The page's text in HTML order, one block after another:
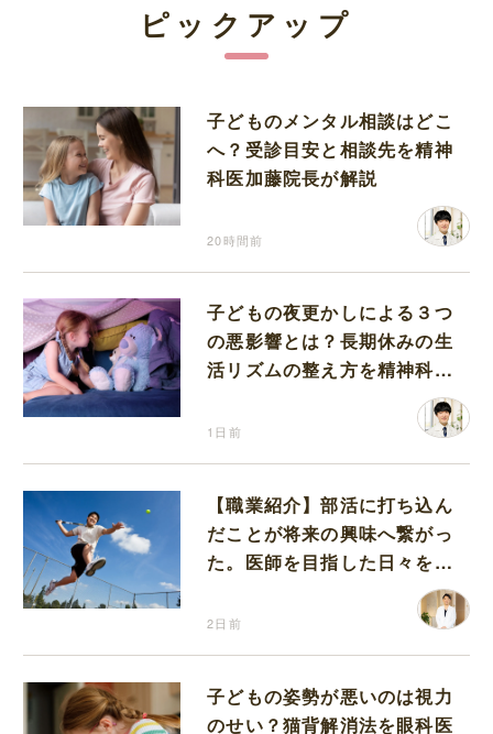
ピックアップ
子どものメンタル相談はどこ
へ？受診目安と相談先を精神
科医加藤院長が解説
20時間前
子どもの夜更かしによる３つ
の悪影響とは？長期休みの生
活リズムの整え方を精神科医
1日前
【職業紹介】部活に打ち込ん
だことが将来の興味へ繋がっ
た。医師を目指した日々を振
2日前
子どもの姿勢が悪いのは視力
のせい？猫背解消法を眼科医